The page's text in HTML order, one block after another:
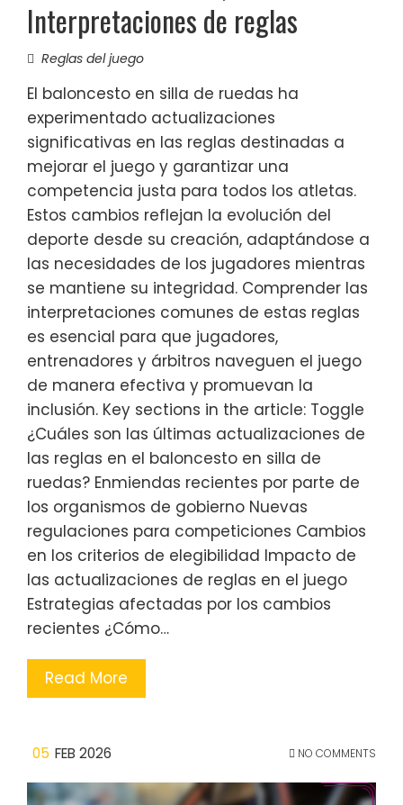
Interpretaciones de reglas
Reglas del juego
El baloncesto en silla de ruedas ha
experimentado actualizaciones
significativas en las reglas destinadas a
mejorar el juego y garantizar una
competencia justa para todos los atletas.
Estos cambios reflejan la evolución del
deporte desde su creación, adaptándose a
las necesidades de los jugadores mientras
se mantiene su integridad. Comprender las
interpretaciones comunes de estas reglas
es esencial para que jugadores,
entrenadores y árbitros naveguen el juego
de manera efectiva y promuevan la
inclusión. Key sections in the article: Toggle
¿Cuáles son las últimas actualizaciones de
las reglas en el baloncesto en silla de
ruedas? Enmiendas recientes por parte de
los organismos de gobierno Nuevas
regulaciones para competiciones Cambios
en los criterios de elegibilidad Impacto de
las actualizaciones de reglas en el juego
Estrategias afectadas por los cambios
recientes ¿Cómo…
Read More
05 FEB 2026 NO COMMENTS